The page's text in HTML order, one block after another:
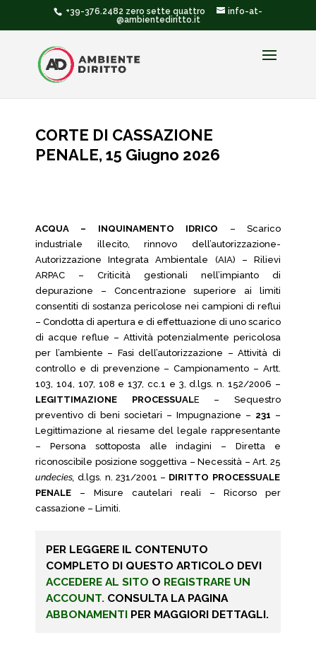
+39-376.2482 zero sette quattro
info-at-
@ambientediritto.it
CORTE DI CASSAZIONE
PENALE, 15 Giugno 2026
ACQUA – INQUINAMENTO IDRICO – Scarico
industriale illecito, rinnovo dell’autorizzazione-
Autorizzazione Integrata Ambientale (AIA) – Rilievi
ARPAC – Criticità gestionali nell’impianto di
depurazione – Concentrazione superiore ai limiti
consentiti di sostanza pericolose nei campioni di reflui
– Condotta di apertura e di effettuazione di uno scarico
di acque reflue – Attività potenzialmente pericolosa
per l’ambiente – Fasi dell’autorizzazione – Attività di
controllo e di prevenzione – Campionamento – Artt.
103, 104, 107, 108 e 137, cc.1 e 3, d.lgs. n. 152/2006 –
LEGITTIMAZIONE PROCESSUALE – Sequestro
preventivo di beni societari – Impugnazione – 231 –
Legittimazione al riesame del legale rappresentante
– Persona sottoposta alle indagini – Diretta e
riconoscibile posizione soggettiva – Necessità – Art. 25
undecies, d.lgs. n. 231/2001 – DIRITTO PROCESSUALE
PENALE – Misure cautelari reali – Ricorso per
cassazione – Limiti.
PER LEGGERE IL CONTENUTO
COMPLETO DI QUESTO ARTICOLO DEVI
ACCEDERE AL SITO O REGISTRARE UN
ACCOUNT. CONSULTA LA PAGINA
ABBONAMENTI PER MAGGIORI DETTAGLI.